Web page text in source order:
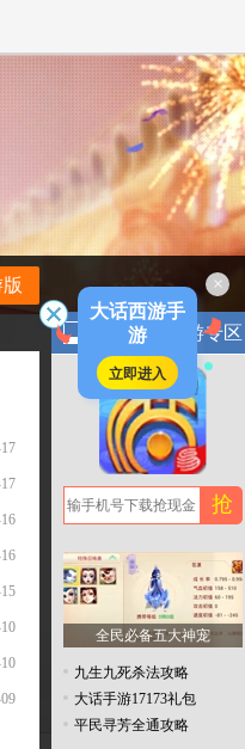
大话西游手游专区
抢
全民必备五大神宠
九生九死杀法攻略
大话手游17173礼包
平民寻芳全通攻略
×
大话西游手
游
立即进入